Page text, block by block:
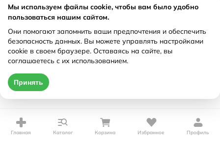
Главная Каталог Корзина Избранное Профиль
Мы используем файлы cookie, чтобы вам было удобно
пользоваться нашим сайтом.
Они помогают запомнить ваши предпочтения и обеспечить
безопасность данных. Вы можете управлять настройками
cookie в своем браузере. Оставаясь на сайте, вы
соглашаетесь с их использованием.
Принять